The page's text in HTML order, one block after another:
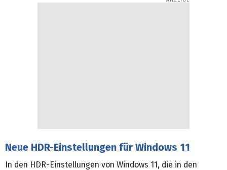
Neue HDR-Einstellungen für Windows 11
In den HDR-Einstellungen von Windows 11, die in den